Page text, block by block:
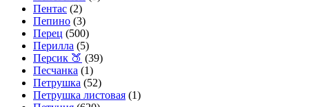
Пентас (2)
Пепино (3)
Перец (500)
Перилла (5)
Персик 🍑 (39)
Песчанка (1)
Петрушка (52)
Петрушка листовая (1)